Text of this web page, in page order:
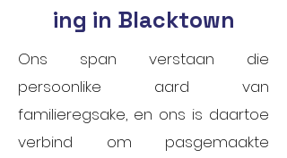
ing in Blacktown
Ons span verstaan die
persoonlike aard van
familieregsake, en ons is daartoe
verbind om pasgemaakte